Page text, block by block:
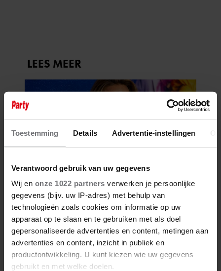
Toestemming Details Advertentie-instellingen
Verantwoord gebruik van uw gegevens
Wij en onze 1022 partners verwerken je persoonlijke
gegevens (bijv. uw IP-adres) met behulp van
technologieën zoals cookies om informatie op uw
apparaat op te slaan en te gebruiken met als doel
gepersonaliseerde advertenties en content, metingen aan
advertenties en content, inzicht in publiek en
productontwikkeling. U kunt kiezen wie uw gegevens
gebruikt en met welke doelen.